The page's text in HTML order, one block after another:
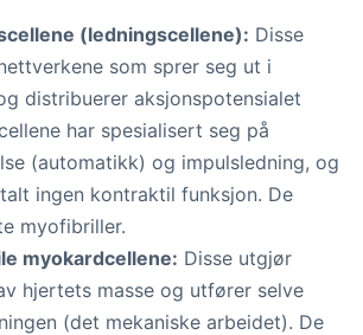
(ledningscellene): Disse
som sprer seg ut i
distribuerer aksjonspotensialet
har spesialisert seg på
(automatikk) og impulsledning, og
ingen kontraktil funksjon. De
myofibriller.
myokardcellene: Disse utgjør
hjertets masse og utfører selve
(det mekaniske arbeidet). De